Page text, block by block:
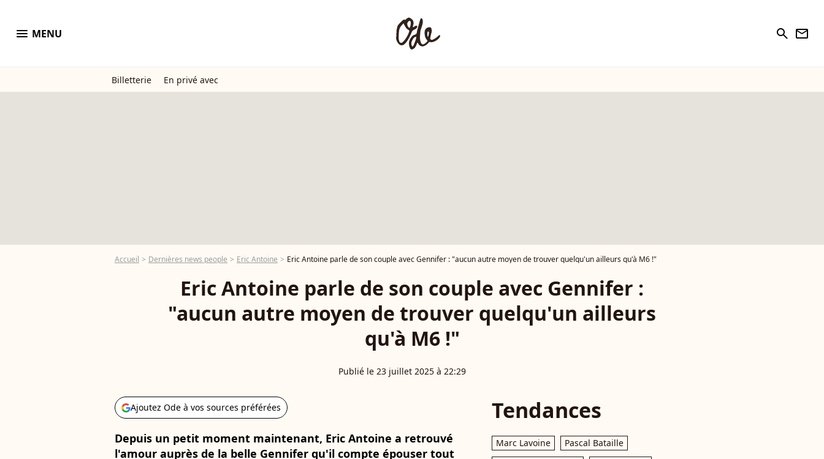
menu MENU search newsletter
Billetterie En privé avec
Accueil Dernières news people Eric Antoine Eric Antoine parle de son couple avec Gennifer : "aucun autre moyen de trouver quelqu'un ailleurs qu'à M6 !"
Eric Antoine parle de son couple avec Gennifer :
"aucun autre moyen de trouver quelqu'un ailleurs
qu'à M6 !"
Publié le 23 juillet 2025 à 22:29
Ajoutez Ode à vos sources préférées
Depuis un petit moment maintenant, Eric Antoine a retrouvé
l'amour auprès de la belle Gennifer qu'il compte épouser tout
Tendances
Marc Lavoine
Pascal Bataille